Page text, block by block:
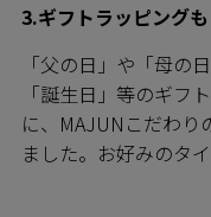
3.ギフトラッピング
「父の日」や「母の
「誕生日」等のギフ
に、MAJUNこだわり
ました。お好みのタ